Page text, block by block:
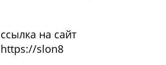
ссылка на сайт
https://slon8